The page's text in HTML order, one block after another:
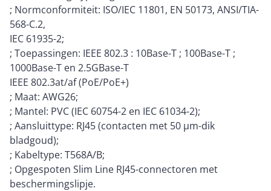
; Normconformiteit: ISO/IEC 11801, EN 50173, ANSI/TIA-
568-C.2,
IEC 61935-2;
; Toepassingen: IEEE 802.3 : 10Base-T ; 100Base-T ;
1000Base-T en 2.5GBase-T
IEEE 802.3at/af (PoE/PoE+)
; Maat: AWG26;
; Mantel: PVC (IEC 60754-2 en IEC 61034-2);
; Aansluittype: RJ45 (contacten met 50 µm-dik
bladgoud);
; Kabeltype: T568A/B;
; Opgespoten Slim Line RJ45-connectoren met
beschermingslipje.